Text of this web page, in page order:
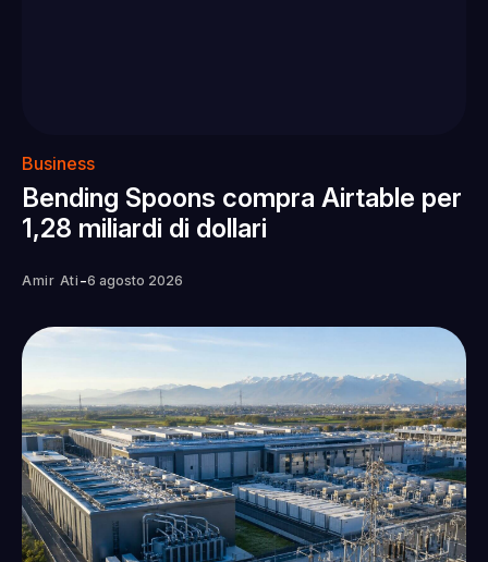
Business
Bending Spoons compra Airtable per
1,28 miliardi di dollari
Amir Ati -6 agosto 2026